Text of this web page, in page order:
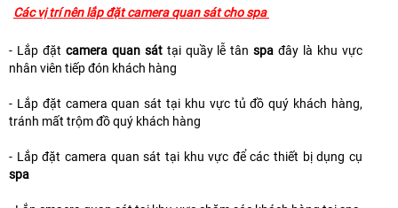
Các vị trí nên lắp đặt camera quan sát cho spa
- Lắp đặt camera quan sáttại quầy lễ tânspa đây là khu vực
nhân viên tiếp đón khách hàng
- Lắp đặt camera quan sát tại khu vực tủ đồ quý khách hàng,
tránh mất trộm đồ quý khách hàng
- Lắp đặt camera quan sát tại khu vực để các thiết bị dụng cụ
spa